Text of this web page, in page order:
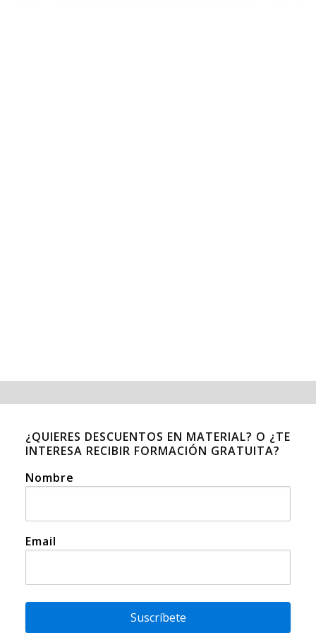
¿QUIERES DESCUENTOS EN MATERIAL? O ¿TE
INTERESA RECIBIR FORMACIÓN GRATUITA?
Nombre
Email
Suscríbete